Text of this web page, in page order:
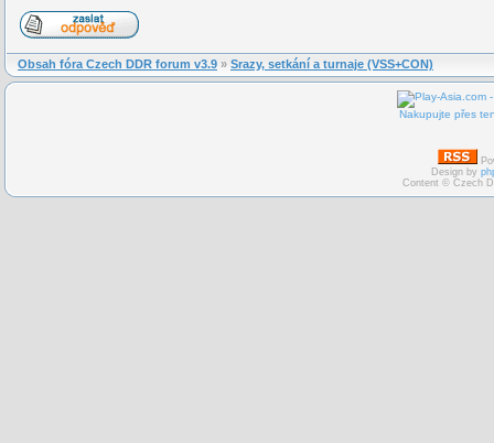
Obsah fóra Czech DDR forum v3.9 » Srazy, setkání a turnaje (VSS+CON)
Nakupujte přes
Design by
Content © Czech